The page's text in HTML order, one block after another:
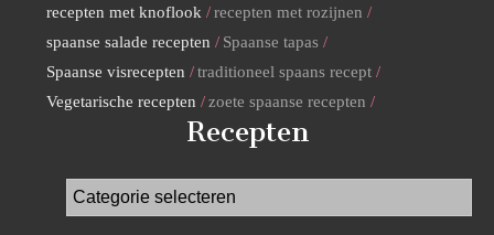
recepten met knoflook
recepten met rozijnen
spaanse salade recepten
Spaanse tapas
Spaanse visrecepten
traditioneel spaans recept
Vegetarische recepten
zoete spaanse recepten
Recepten